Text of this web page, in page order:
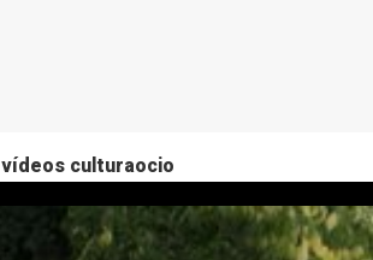
vídeos culturaocio